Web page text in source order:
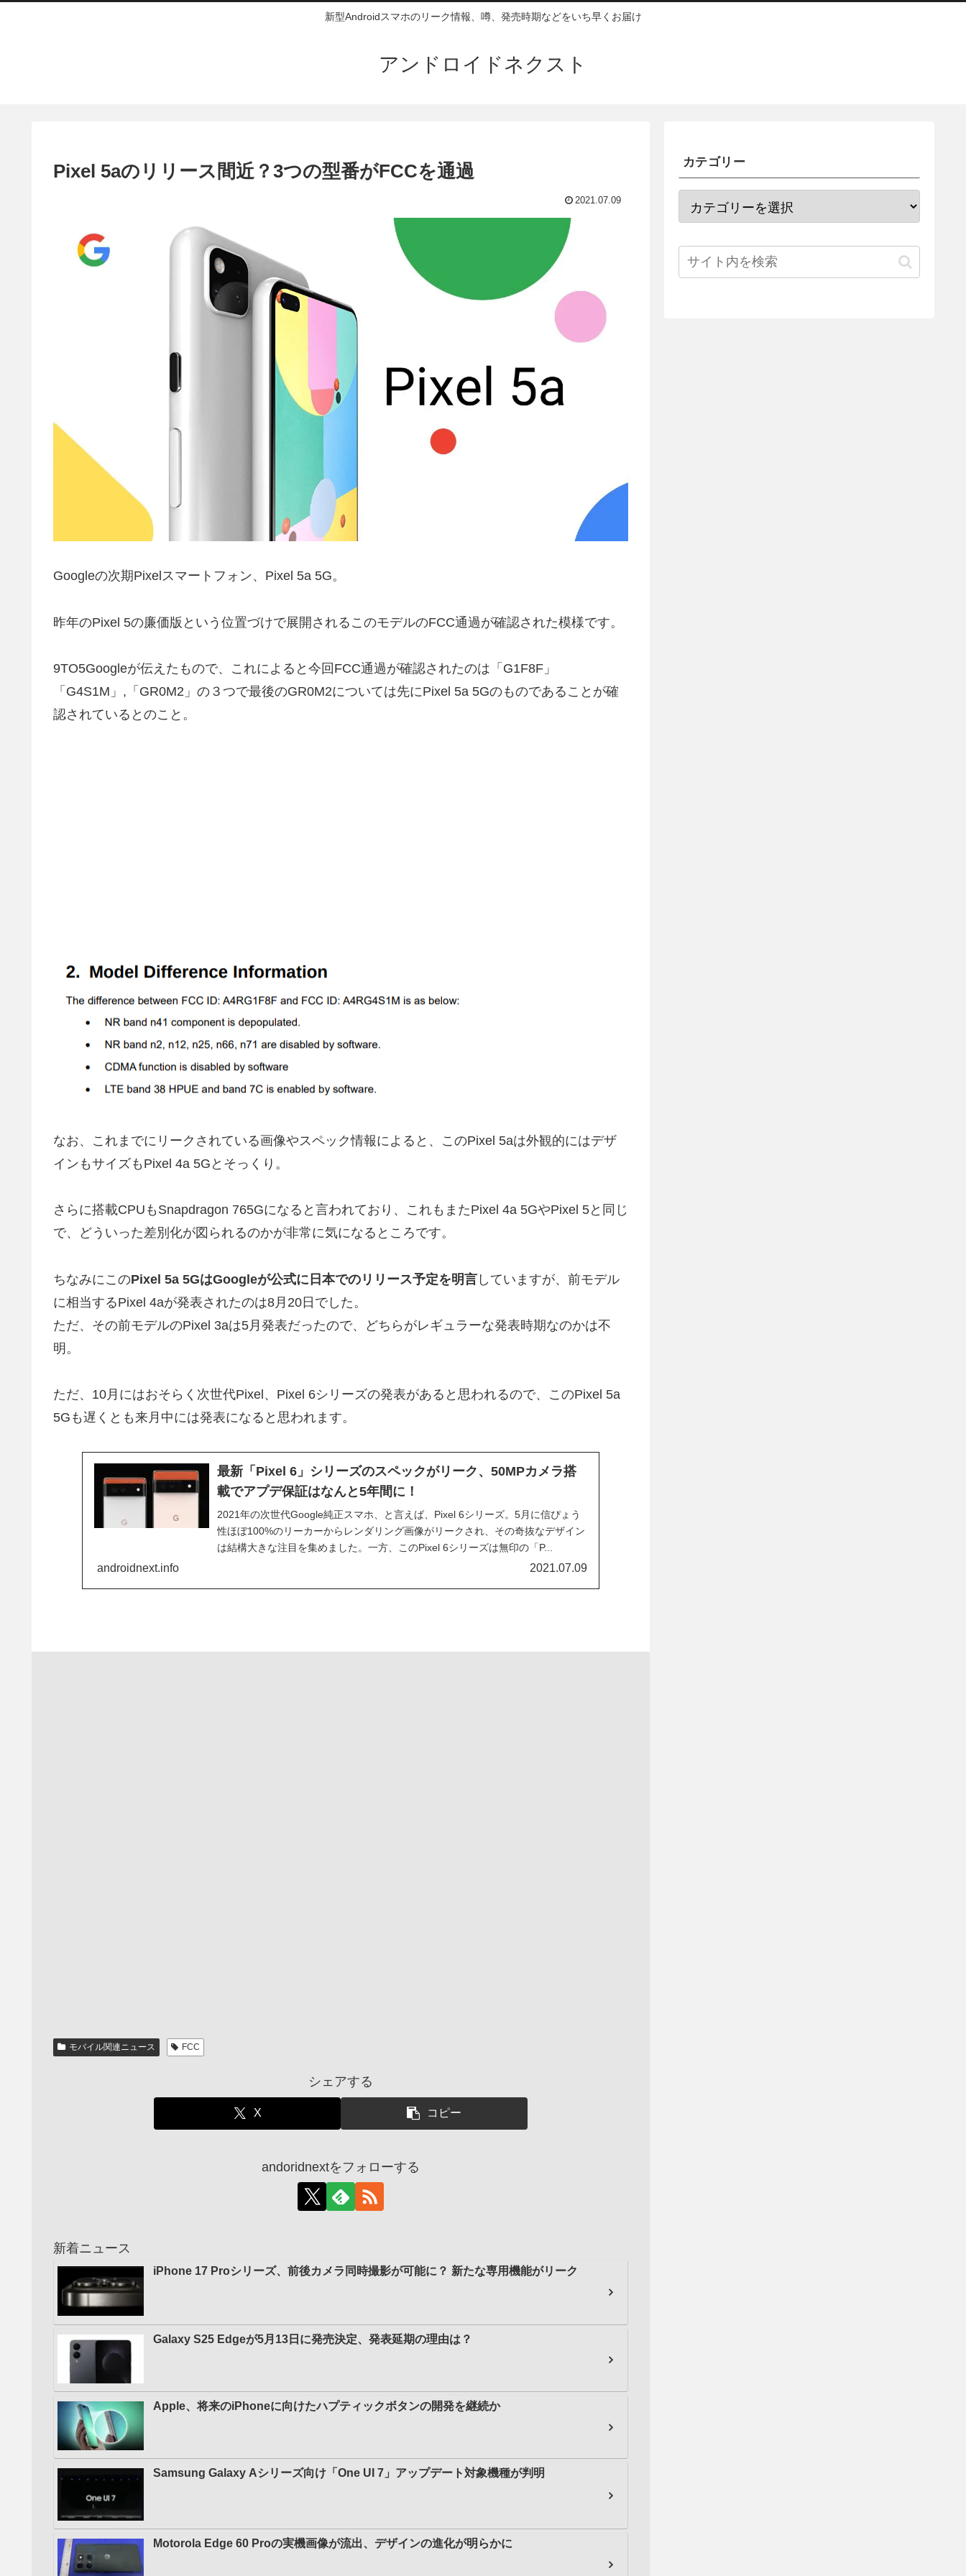
新型Androidスマホのリーク情報、噂、発売時期などをいち早くお届け
アンドロイドネクスト
Pixel 5aのリリース間近？3つの型番がFCCを通過
2021.07.09
Googleの次期Pixelスマートフォン、Pixel 5a 5G。
昨年のPixel 5の廉価版という位置づけで展開されるこのモデルのFCC通過が確認された模様です。
9TO5Googleが伝えたもので、これによると今回FCC通過が確認されたのは「G1F8F」
「G4S1M」,「GR0M2」の３つで最後のGR0M2については先にPixel 5a 5Gのものであることが確
認されているとのこと。
なお、これまでにリークされている画像やスペック情報によると、このPixel 5aは外観的にはデザ
インもサイズもPixel 4a 5Gとそっくり。
さらに搭載CPUもSnapdragon 765Gになると言われており、これもまたPixel 4a 5GやPixel 5と同じ
で、どういった差別化が図られるのかが非常に気になるところです。
ちなみにこのPixel 5a 5GはGoogleが公式に日本でのリリース予定を明言 していますが、前モデル
に相当するPixel 4aが発表されたのは8月20日でした。
ただ、その前モデルのPixel 3aは5月発表だったので、どちらがレギュラーな発表時期なのかは不
明。
ただ、10月にはおそらく次世代Pixel、Pixel 6シリーズの発表があると思われるので、このPixel 5a
5Gも遅くとも来月中には発表になると思われます。
最新「Pixel 6」シリーズのスペックがリーク、50MPカメラ搭
載でアプデ保証はなんと5年間に！
2021年の次世代Google純正スマホ、と言えば、Pixel 6シリーズ。5月に信ぴょう
性ほぼ100%のリーカーからレンダリング画像がリークされ、その奇抜なデザイン
は結構大きな注目を集めました。一方、このPixel 6シリーズは無印の「P...
androidnext.info 2021.07.09
モバイル関連ニュース FCC
シェアする
X コピー
andoridnextをフォローする
新着ニュース
iPhone 17 Proシリーズ、前後カメラ同時撮影が可能に？ 新たな専用機能がリーク
Galaxy S25 Edgeが5月13日に発売決定、発表延期の理由は？
Apple、将来のiPhoneに向けたハプティックボタンの開発を継続か
Samsung Galaxy Aシリーズ向け「One UI 7」アップデート対象機種が判明
Motorola Edge 60 Proの実機画像が流出、デザインの進化が明らかに
カテゴリー